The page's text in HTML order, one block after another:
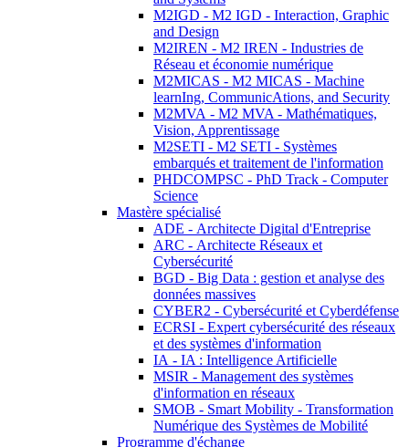
M2IGD - M2 IGD - Interaction, Graphic
and Design
M2IREN - M2 IREN - Industries de
Réseau et économie numérique
M2MICAS - M2 MICAS - Machine
learnIng, CommunicAtions, and Security
M2MVA - M2 MVA - Mathématiques,
Vision, Apprentissage
M2SETI - M2 SETI - Systèmes
embarqués et traitement de l'information
PHDCOMPSC - PhD Track - Computer
Science
Mastère spécialisé
ADE - Architecte Digital d'Entreprise
ARC - Architecte Réseaux et
Cybersécurité
BGD - Big Data : gestion et analyse des
données massives
CYBER2 - Cybersécurité et Cyberdéfense
ECRSI - Expert cybersécurité des réseaux
et des systèmes d'information
IA - IA : Intelligence Artificielle
MSIR - Management des systèmes
d'information en réseaux
SMOB - Smart Mobility - Transformation
Numérique des Systèmes de Mobilité
Programme d'échange